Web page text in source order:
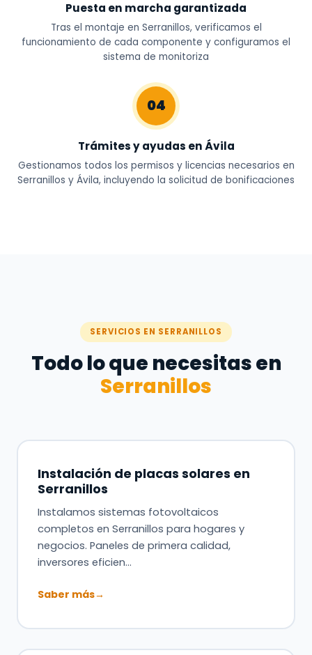
Puesta en marcha garantizada
Tras el montaje en Serranillos, verificamos el
funcionamiento de cada componente y configuramos el
sistema de monitoriza
04
Trámites y ayudas en Ávila
Gestionamos todos los permisos y licencias necesarios en
Serranillos y Ávila, incluyendo la solicitud de bonificaciones
SERVICIOS EN SERRANILLOS
Todo lo que necesitas en
Serranillos
Instalación de placas solares en
Serranillos
Instalamos sistemas fotovoltaicos
completos en Serranillos para hogares y
negocios. Paneles de primera calidad,
inversores eficien…
Saber más→